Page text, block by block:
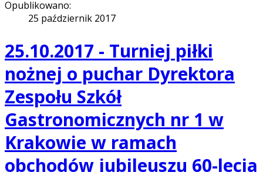
Opublikowano:
25 październik 2017
25.10.2017 - Turniej piłki
nożnej o puchar Dyrektora
Zespołu Szkół
Gastronomicznych nr 1 w
Krakowie w ramach
obchodów jubileuszu 60-lecia